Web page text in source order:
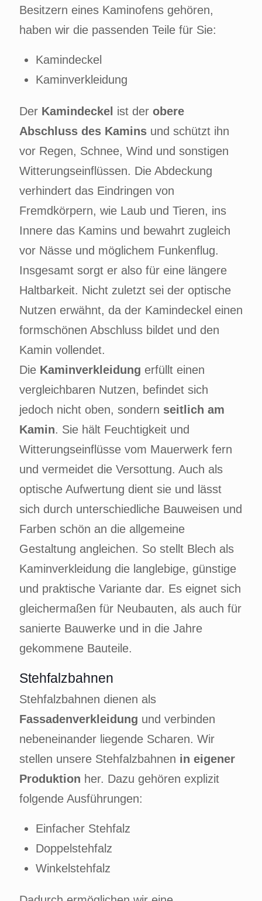
Besitzern eines Kaminofens gehören,
haben wir die passenden Teile für Sie:
Kamindeckel
Kaminverkleidung
Der Kamindeckel ist der obere
Abschluss des Kamins und schützt ihn
vor Regen, Schnee, Wind und sonstigen
Witterungseinflüssen. Die Abdeckung
verhindert das Eindringen von
Fremdkörpern, wie Laub und Tieren, ins
Innere das Kamins und bewahrt zugleich
vor Nässe und möglichem Funkenflug.
Insgesamt sorgt er also für eine längere
Haltbarkeit. Nicht zuletzt sei der optische
Nutzen erwähnt, da der Kamindeckel einen
formschönen Abschluss bildet und den
Kamin vollendet.
Die Kaminverkleidung erfüllt einen
vergleichbaren Nutzen, befindet sich
jedoch nicht oben, sondern seitlich am
Kamin. Sie hält Feuchtigkeit und
Witterungseinflüsse vom Mauerwerk fern
und vermeidet die Versottung. Auch als
optische Aufwertung dient sie und lässt
sich durch unterschiedliche Bauweisen und
Farben schön an die allgemeine
Gestaltung angleichen. So stellt Blech als
Kaminverkleidung die langlebige, günstige
und praktische Variante dar. Es eignet sich
gleichermaßen für Neubauten, als auch für
sanierte Bauwerke und in die Jahre
gekommene Bauteile.
Stehfalzbahnen
Stehfalzbahnen dienen als
Fassadenverkleidung und verbinden
nebeneinander liegende Scharen. Wir
stellen unsere Stehfalzbahnen in eigener
Produktion her. Dazu gehören explizit
folgende Ausführungen:
Einfacher Stehfalz
Doppelstehfalz
Winkelstehfalz